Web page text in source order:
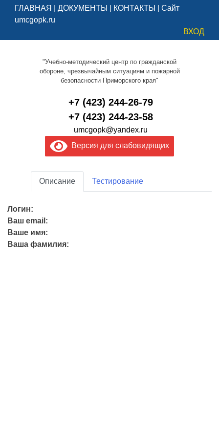
ГЛАВНАЯ ДОКУМЕНТЫ КОНТАКТЫ
Сайт
umcgopk.ru
ВХОД
"Учебно-методический центр по гражданской
обороне, чрезвычайным ситуациям и пожарной
безопасности Приморского края"
+7 (423) 244-26-79
+7 (423) 244-23-58
umcgopk@yandex.ru
Версия для слабовидящих
Описание Тестирование
Логин:
Ваш email:
Ваше имя:
Ваша фамилия: